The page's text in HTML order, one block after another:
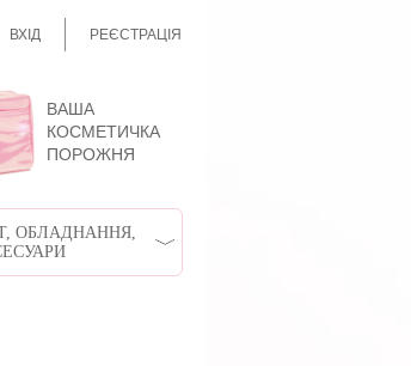
ВХІД РЕЄСТРАЦІЯ
ВАША
КОСМЕТИЧКА
ПОРОЖНЯ
ОБЛАДНАННЯ,